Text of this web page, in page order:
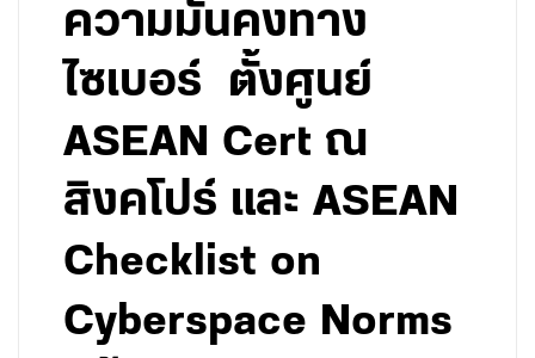
ความมั่นคงทาง
ไซเบอร์ ตั้งศูนย์
ASEAN Cert ณ
สิงคโปร์ และ ASEAN
Checklist on
Cyberspace Norms